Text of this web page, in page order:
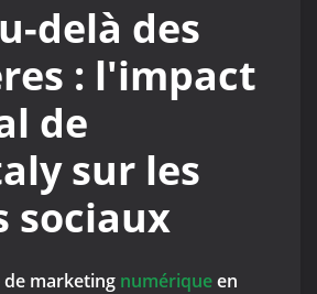
delà des
: l'impact
de
sur les
sociaux
marketing numériqueen